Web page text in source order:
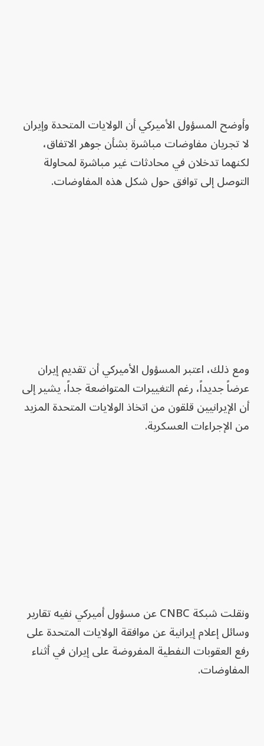
وأوضح المسؤول الأميركي أن الولايات المتحدة وإيران
لا تجريان مفاوضات مباشرة بشأن جوهر الاتفاق،
لكنهما تدخلان في محادثات غير مباشرة لمحاولة
التوصل إلى توافق حول شكل هذه المفاوضات.
ومع ذلك، اعتبر المسؤول الأميركي أن تقديم إيران
عرضاً جديداً، رغم التغييرات المتواضعة جداً، يشير إلى
أن الإيرانيين قلقون من اتخاذ الولايات المتحدة المزيد
من الإجراءات العسكرية.
ونقلت شبكة CNBC عن مسؤول أميركي نفيه تقارير
وسائل إعلام إيرانية عن موافقة الولايات المتحدة على
رفع العقوبات النفطية المفروضة على إيران في أثناء
المفاوضات.